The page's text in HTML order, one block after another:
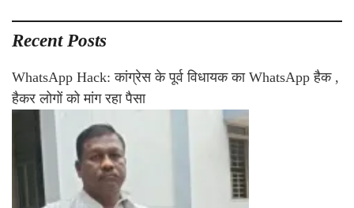
Recent Posts
WhatsApp Hack: कांग्रेस के पूर्व विधायक का WhatsApp हैक ,
हैकर लोगों को मांग रहा पैसा